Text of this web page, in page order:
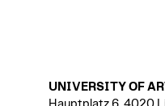
UNIVERSITY OF